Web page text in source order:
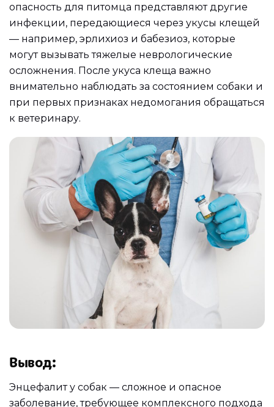
опасность для питомца представляют другие
инфекции, передающиеся через укусы клещей
— например, эрлихиоз и бабезиоз, которые
могут вызывать тяжелые неврологические
осложнения. После укуса клеща важно
внимательно наблюдать за состоянием собаки и
при первых признаках недомогания обращаться
к ветеринару.
Вывод:
Энцефалит у собак — сложное и опасное
заболевание, требующее комплексного подхода